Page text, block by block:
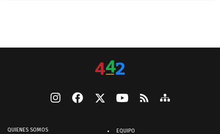
QUIENES SOMOS EQUIPO